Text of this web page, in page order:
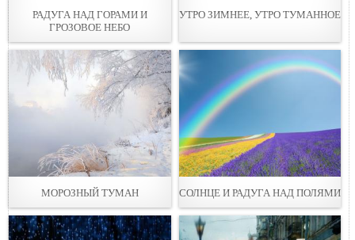
РАДУГА НАД ГОРАМИ И
ГРОЗОВОЕ НЕБО
УТРО ЗИМНЕЕ, УТРО ТУМАННОЕ
МОРОЗНЫЙ ТУМАН СОЛНЦЕ И РАДУГА НАД ПОЛЯМИ